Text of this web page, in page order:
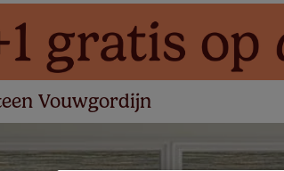
Vouwgordijn